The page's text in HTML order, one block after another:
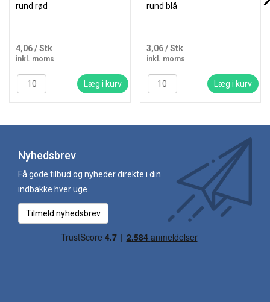
rund rød
4,06/ Stk
inkl. moms
Læg i kurv
rund blå
3,06/ Stk
inkl. moms
Læg i kurv
Nyhedsbrev
Få gode tilbud og nyheder direkte i din
indbakke hver uge.
Tilmeld nyhedsbrev